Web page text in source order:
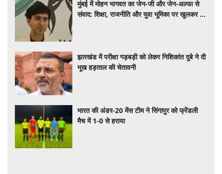
मुंबई में मोहन भागवत का जेन-जी और जेन-अल्फा से
संवाद: शिक्षा, राजनीति और युवा भूमिका पर खुलकर हुई
झारखंड में परीक्षा गड़बड़ी को लेकर निशिकांत दुबे ने दी
भूख हड़ताल की चेतावनी
भारत की अंडर-20 मेंस टीम ने सिंगापुर को फ्रेंडली
मैच में 1-0 से हराया